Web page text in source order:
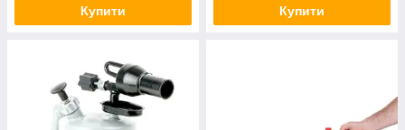
Купити Купити